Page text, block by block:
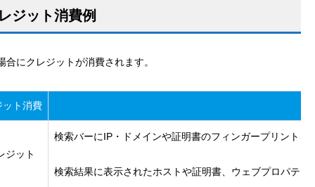
ジット消費例
にクレジットが消費されます。
ット消費
ジット
検索バーにIP・ドメインや証明書のフィンガープリントを
検索結果に表示されたホストや証明書、ウェブプロパテ